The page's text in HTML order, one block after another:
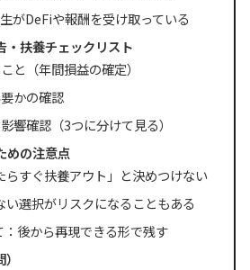
がDeFiや報酬を受け取っている
・扶養チェックリスト
と（年間損益の確定）
かの確認
響確認（3つに分けて見る）
めの注意点
らすぐ扶養アウト」と決めつけない
い選択がリスクになることもある
：後から再現できる形で残す